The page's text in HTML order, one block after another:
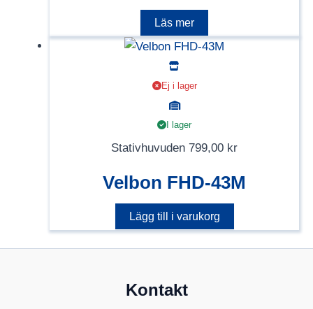
Läs mer
Ej i lager
I lager
Stativhuvuden 799,00 kr
Velbon FHD-43M
Lägg till i varukorg
Kontakt